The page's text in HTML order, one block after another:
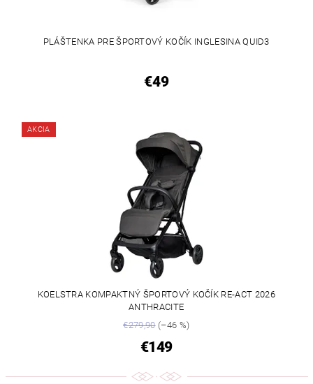
PLÁŠTENKA PRE ŠPORTOVÝ KOČÍK INGLESINA QUID3
€49
AKCIA
KOELSTRA KOMPAKTNÝ ŠPORTOVÝ KOČÍK RE-ACT 2026
ANTHRACITE
€279,90(–46 %)
€149